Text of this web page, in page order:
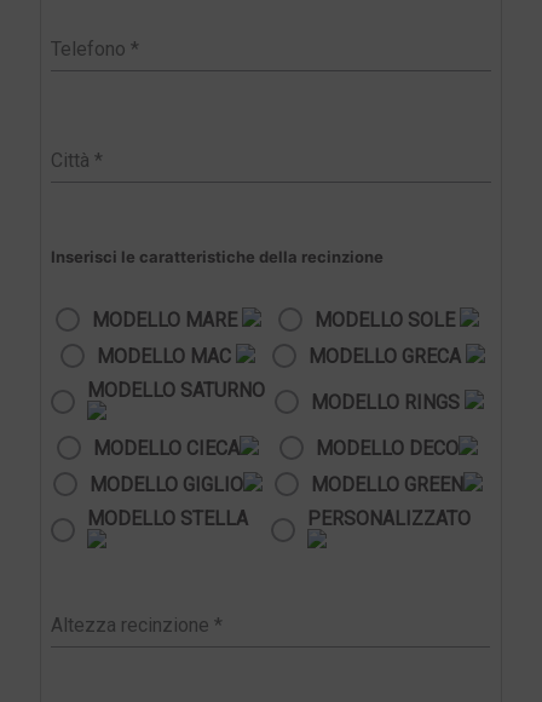
Inserisci le caratteristiche della recinzione
MODELLO MARE
MODELLO SOLE
MODELLO MAC
MODELLO GRECA
MODELLO SATURNO
MODELLO RINGS
MODELLO CIECA
MODELLO DECO
MODELLO GIGLIO
MODELLO GREEN
MODELLO STELLA
PERSONALIZZATO